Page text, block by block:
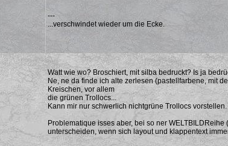
---
...verschwindet wieder um die Ecke.
Watt wie wo? Broschiert, mit silba bedruckt? Is ja
Ne, ne da finde ich alte zerlesen (pastellfarbene, mit
Kreischen, vor allem
die grünen Trollocs...
Kann mir nur schwerlich nichtgrüne Trollocs vorstellen.
Problematique isses aber, bei so ner
unterscheiden, wenn sich layout und klappentext